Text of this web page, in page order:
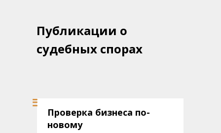
Публикации о
судебных спорах
Проверка бизнеса по-
новому
Судебные споры